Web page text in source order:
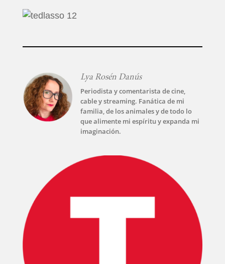
TECNOVITOS
EVENTOS
Lya Rosén Danús
Periodista y comentarista de cine,
cable y streaming. Fanática de mi
familia, de los animales y de todo lo
que alimente mi espíritu y expanda mi
imaginación.